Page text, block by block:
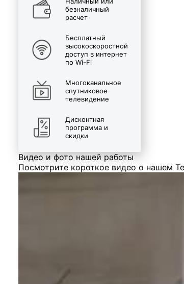
безналичный
расчет
Бесплатный
высокоскоростной
доступ в интернет
по Wi-Fi
Многоканальное
спутниковое
телевидение
Дисконтная
программа и
скидки
Видео и фото нашей работы
Посмотрите короткое видео о нашем